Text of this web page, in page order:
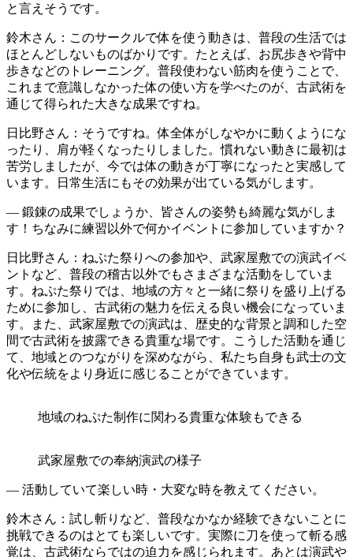
と言えそうです。
鈴木さん ：このサークルで体を使う動きは、普段の生活では
ほとんどしないものばかりです。たとえば、お尻歩きや背中
歩きなどのトレーニング。普段使わない筋肉を使うことで、
これまで意識しなかった体の使い方を学べたのが、古武術を
通じて得られた大きな成果ですね。
日比野さん ：そうですね。体全体がしなやかに動くようにな
ったり、肩が軽くなったりしました。慣れない動きに最初は
苦労しましたが、今では体の動きが丁寧になったと実感して
います。日常生活にもその効果が出ている気がします。
― 鍛錬の成果でしょうか、皆さんの姿勢も綺麗な気がしま
す！ちなみに練習以外で何かイベントに参加していますか？
日比野さん ：ねぷた祭りへの参加や、武家屋敷での演武イベ
ントなど、普段の稽古以外でもさまざまな活動をしていま
す。ねぷた祭りでは、地域の方々と一緒に祭りを盛り上げる
ために参加し、古武術の魅力を伝える良い機会になっていま
す。また、武家屋敷での演武は、歴史的な背景と調和した空
間で古武術を披露できる貴重な場です。こうした活動を通じ
て、地域とのつながりを深めながら、私たち自身も武士の文
化や伝統をより身近に感じることができています。
地域のねぷた制作に関わる貴重な体験もできる
武家屋敷での奉納演武の様子
― 活動していて楽しい時・大変な時を教えてください。
鈴木さん ：試し斬りなど、普段なかなか経験できないことに
挑戦できるのはとても楽しいです。実際に刀を使って斬る感
覚は、古武術ならではの迫力を感じられます。あとは演武や